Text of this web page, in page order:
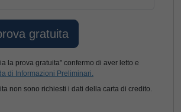
la prova gratuita" confermo di aver letto e
di Informazioni Preliminari.
non sono richiesti i dati della carta di credito.